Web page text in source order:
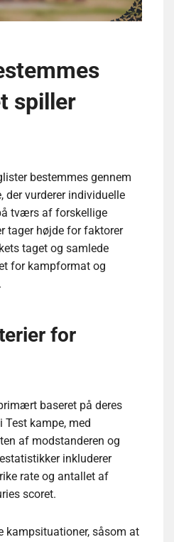
spiller
bestemmes gennem
der vurderer individuelle
tværs af forskellige
tager højde for faktorer
taget og samlede
for kampformat og
for
baseret på deres
Test kampe, med
af modstanderen og
inkluderer
rate og antallet af
scoret.
såsom at